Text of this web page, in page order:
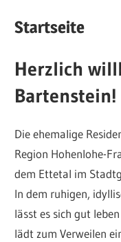
Startseite
Herzlich
Bartenstein!
Die ehemalige
Region Hohenlohe-
dem Ettetal im
In dem ruhigen,
lässt es sich gut
lädt zum Verweilen